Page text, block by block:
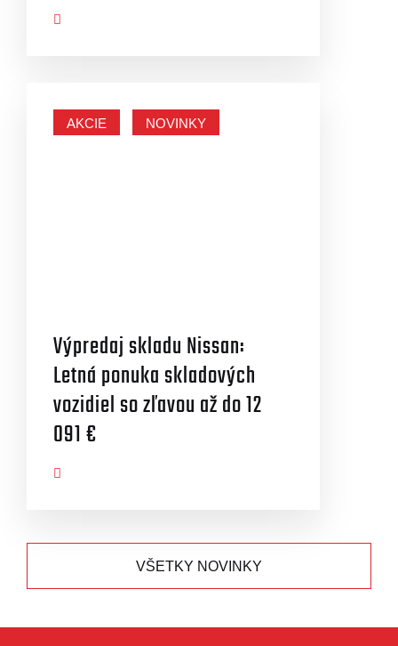
AKCIE NOVINKY
Výpredaj skladu Nissan:
Letná ponuka skladových
vozidiel so zľavou až do 12
091 €
VŠETKY NOVINKY